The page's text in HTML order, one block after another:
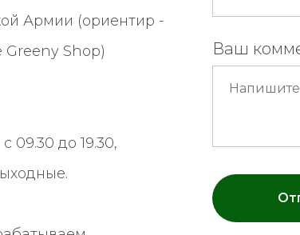
Армии (ориентир -
Greeny Shop)
09.30 до 19.30,
Ваш